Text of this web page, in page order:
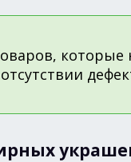
которые